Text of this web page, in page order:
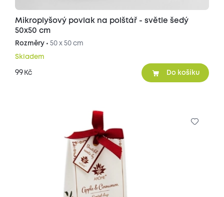
Mikroplyšový povlak na polštář - světle šedý
50x50 cm
Rozměry • 50 x 50 cm
Skladem
99 Kč Do košíku